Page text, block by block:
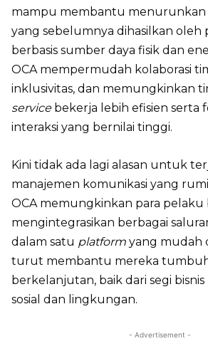
mampu membantu menurunkan
yang sebelumnya dihasilkan oleh
berbasis sumber daya fisik dan
OCA mempermudah kolaborasi
inklusivitas, dan memungkinkan
servicebekerja lebih efisien serta
interaksi yang bernilai tinggi.
Kini tidak ada lagi alasan untuk
manajemen komunikasi yang
OCA memungkinkan para pelaku
mengintegrasikan berbagai
dalam satu platform yang mudah
turut membantu mereka tumbuh
berkelanjutan, baik dari segi
sosial dan lingkungan.
- Advertisement -